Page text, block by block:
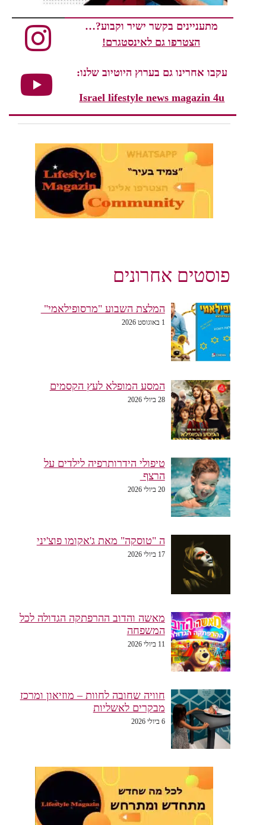
מתעניינים בקשר ישיר וקבוע?…
הצטרפו גם לאינסטגרם!
עקבו אחרינו גם בערוץ היוטיוב שלנו:
Israel lifestyle news magazin 4u
פוסטים אחרונים
המלצת השבוע "מרסופילאמי"
1 באוגוסט 2026
המסע המופלא לעץ הקסמים
28 ביולי 2026
טיפולי הידרותרפיה לילדים על
הרצף
20 ביולי 2026
ה "טוסקה" מאת ג'אקומו פוצ'יני
17 ביולי 2026
מאשה והדוב ההרפתקה הגדולה לכל
המשפחה
11 ביולי 2026
חוויה שחובה לחוות – מוזיאון ומרכז
מבקרים לאשליות
6 ביולי 2026